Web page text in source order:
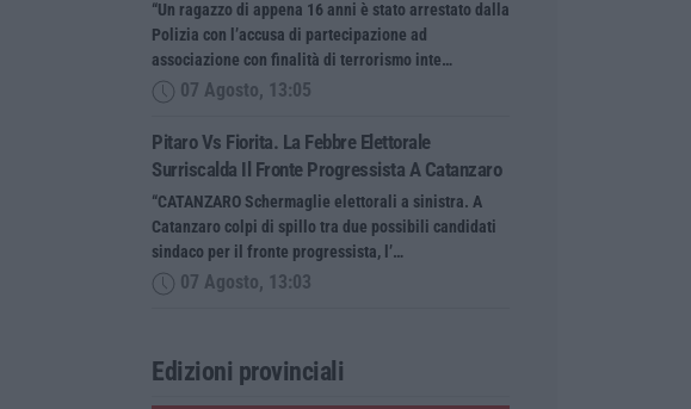
“Un ragazzo di appena 16 anni è stato arrestato dalla
Polizia con l’accusa di partecipazione ad
associazione con finalità di terrorismo inte…
07 Agosto, 13:05
Pitaro Vs Fiorita. La Febbre Elettorale
Surriscalda Il Fronte Progressista A Catanzaro
“CATANZARO Schermaglie elettorali a sinistra. A
Catanzaro colpi di spillo tra due possibili candidati
sindaco per il fronte progressista, l’…
07 Agosto, 13:03
Edizioni provinciali